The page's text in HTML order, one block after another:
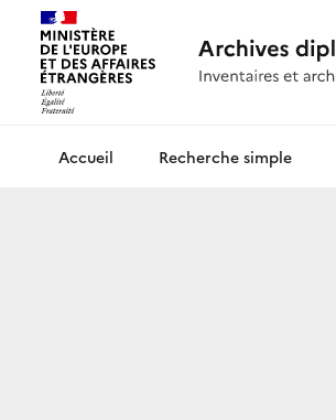
Archives diplomatiquesRecherche simple